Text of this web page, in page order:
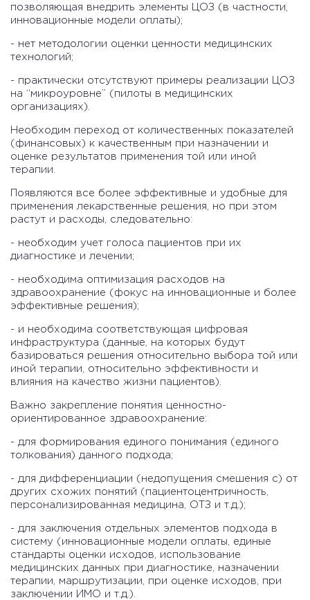
позволяющая внедрить элементы ЦОЗ (в частности,
инновационные модели оплаты);
- нет методологии оценки ценности медицинских
технологий;
- практически отсутствуют примеры реализации ЦОЗ
на “микроуровне” (пилоты в медицинских
организациях).
Необходим переход от количественных показателей
(финансовых) к качественным при назначении и
оценке результатов применения той или иной
терапии.
Появляются все более эффективные и удобные для
применения лекарственные решения, но при этом
растут и расходы, следовательно:
- необходим учет голоса пациентов при их
диагностике и лечении;
- необходима оптимизация расходов на
здравоохранение (фокус на инновационные и более
эффективные решения);
- и необходима соответствующая цифровая
инфраструктура (данные, на которых будут
базироваться решения относительно выбора той или
иной терапии, относительно эффективности и
влияния на качество жизни пациентов).
Важно закрепление понятия ценностно-
ориентированное здравоохранение:
- для формирования единого понимания (единого
толкования) данного подхода;
- для дифференциации (недопущения смешения с) от
других схожих понятий (пациентоцентричность,
персонализированная медицина, ОТЗ и т.д.);
- для заключения отдельных элементов подхода в
систему (инновационные модели оплаты, единые
стандарты оценки исходов, использование
медицинских данных при диагностике, назначении
терапии, маршрутизации, при оценке исходов, при
заключении ИМО и т.д.).